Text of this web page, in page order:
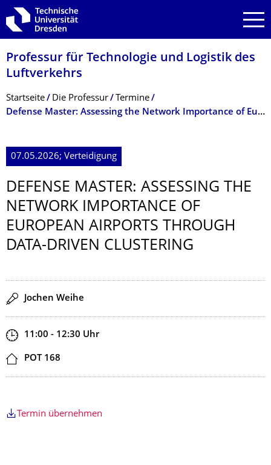
Zur Hauptnavigation springen
Zur Suche springen
Zum Inhalt springen
Professur für Technologie und Logistik des
Luftverkehrs
Breadcrumb-Menü
Startseite Die Professur
Termine
Defense Master: Assessing the Network Importance of European Airports through Data-Driven Clustering
07.05.2026; Verteidigung
DEFENSE MASTER: ASSESSING THE
NETWORK IMPORTANCE OF
EUROPEAN AIRPORTS THROUGH
DATA-DRIVEN CLUSTERING
Redner
Jochen Weihe
Zeit
11:00 - 12:30 Uhr
Ort
POT 168
Termin übernehmen